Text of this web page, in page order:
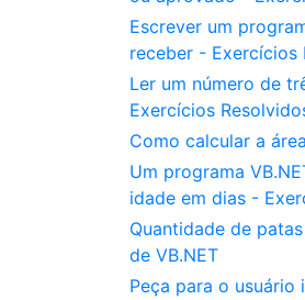
Escrever um
receber - Exercícios
Ler um número de
Exercícios
Como calcular a
Um programa
idade em dias -
Quantidade de
de VB.NET
Peça para o